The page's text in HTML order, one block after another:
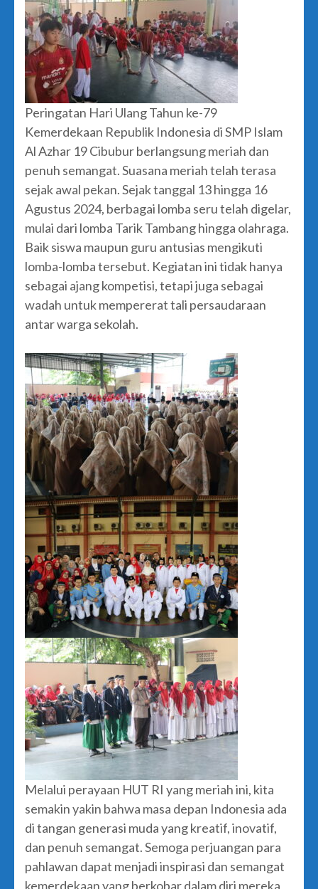
Peringatan Hari Ulang Tahun ke-79
Kemerdekaan Republik Indonesia di SMP Islam
Al Azhar 19 Cibubur berlangsung meriah dan
penuh semangat. Suasana meriah telah terasa
sejak awal pekan. Sejak tanggal 13 hingga 16
Agustus 2024, berbagai lomba seru telah digelar,
mulai dari lomba Tarik Tambang hingga olahraga.
Baik siswa maupun guru antusias mengikuti
lomba-lomba tersebut. Kegiatan ini tidak hanya
sebagai ajang kompetisi, tetapi juga sebagai
wadah untuk mempererat tali persaudaraan
antar warga sekolah.
Melalui perayaan HUT RI yang meriah ini, kita
semakin yakin bahwa masa depan Indonesia ada
di tangan generasi muda yang kreatif, inovatif,
dan penuh semangat. Semoga perjuangan para
pahlawan dapat menjadi inspirasi dan semangat
kemerdekaan yang berkobar dalam diri mereka